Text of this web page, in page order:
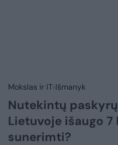
Mokslas ir IT Išmanyk
Nutekintų
Lietuvoje išaugo
sunerimti?